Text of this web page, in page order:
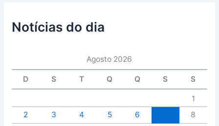
Notícias do dia
Agosto 2026
D S T Q Q S S
1
2
3 4 5 6
8